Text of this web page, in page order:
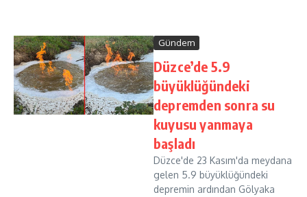
Gündem
Düzce’de 5.9
büyüklüğündeki
depremden sonra su
kuyusu yanmaya
başladı
Düzce'de 23 Kasım'da meydana
gelen 5.9 büyüklüğündeki
depremin ardından Gölyaka